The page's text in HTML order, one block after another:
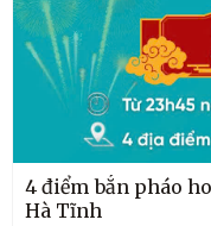
4 điểm bắn pháo
Hà Tĩnh